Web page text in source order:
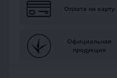
Оплата на карту
Официальная
продукция